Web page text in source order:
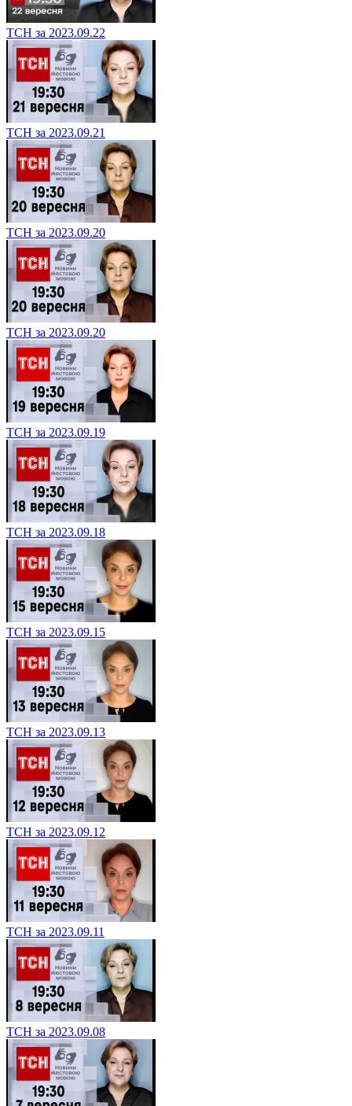
ТСН за 2023.09.22
ТСН за 2023.09.21
ТСН за 2023.09.20
ТСН за 2023.09.20
ТСН за 2023.09.19
ТСН за 2023.09.18
ТСН за 2023.09.15
ТСН за 2023.09.13
ТСН за 2023.09.12
ТСН за 2023.09.11
ТСН за 2023.09.08